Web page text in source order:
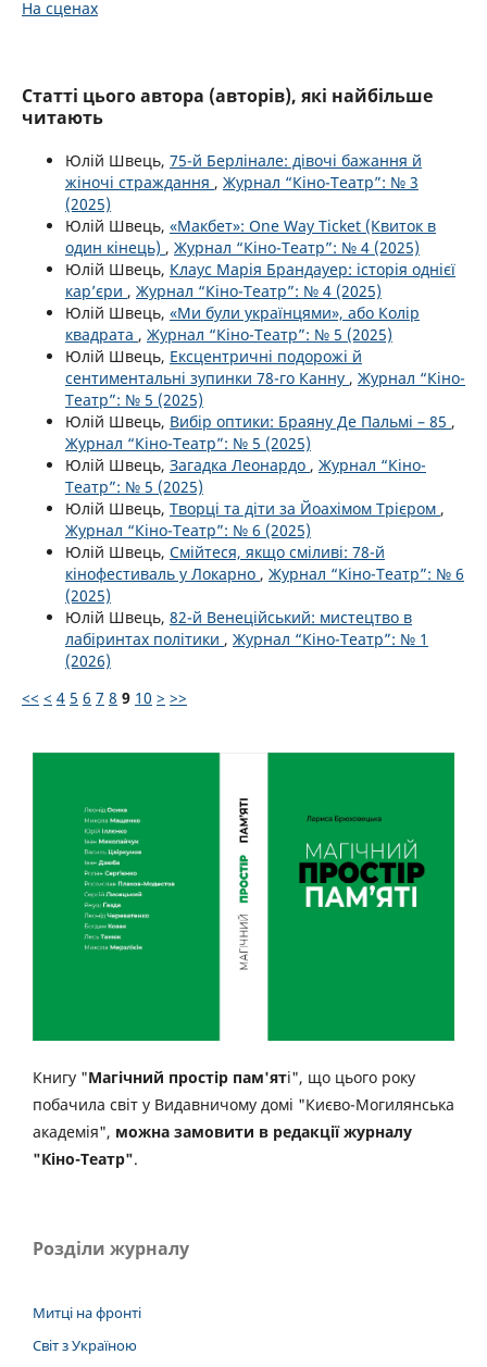
На сценах
Статті цього автора (авторів), які найбільше
читають
Юлій Швець, 75-й Берлінале: дівочі бажання й
жіночі страждання , Журнал “Кіно-Театр”: № 3
(2025)
Юлій Швець, «Макбет»: One Way Ticket (Квиток в
один кінець) , Журнал “Кіно-Театр”: № 4 (2025)
Юлій Швець, Клаус Марія Брандауер: історія однієї
кар’єри , Журнал “Кіно-Театр”: № 4 (2025)
Юлій Швець, «Ми були українцями», або Колір
квадрата , Журнал “Кіно-Театр”: № 5 (2025)
Юлій Швець, Ексцентричні подорожі й
сентиментальні зупинки 78-го Канну , Журнал “Кіно-
Театр”: № 5 (2025)
Юлій Швець, Вибір оптики: Браяну Де Пальмі – 85 ,
Журнал “Кіно-Театр”: № 5 (2025)
Юлій Швець, Загадка Леонардо , Журнал “Кіно-
Театр”: № 5 (2025)
Юлій Швець, Творці та діти за Йоахімом Трієром ,
Журнал “Кіно-Театр”: № 6 (2025)
Юлій Швець, Смійтеся, якщо сміливі: 78-й
кінофестиваль у Локарно , Журнал “Кіно-Театр”: № 6
(2025)
Юлій Швець, 82-й Венеційський: мистецтво в
лабіринтах політики , Журнал “Кіно-Театр”: № 1
(2026)
<< < 4 5 6 7 8 9 10 > >>
Книгу "Магічний простір пам'яті", що цього року
побачила світ у Видавничому домі "Києво-Могилянська
академія", можна замовити в редакції журналу
"Кіно-Театр".
Розділи журналу
Митці на фронті
Світ з Україною